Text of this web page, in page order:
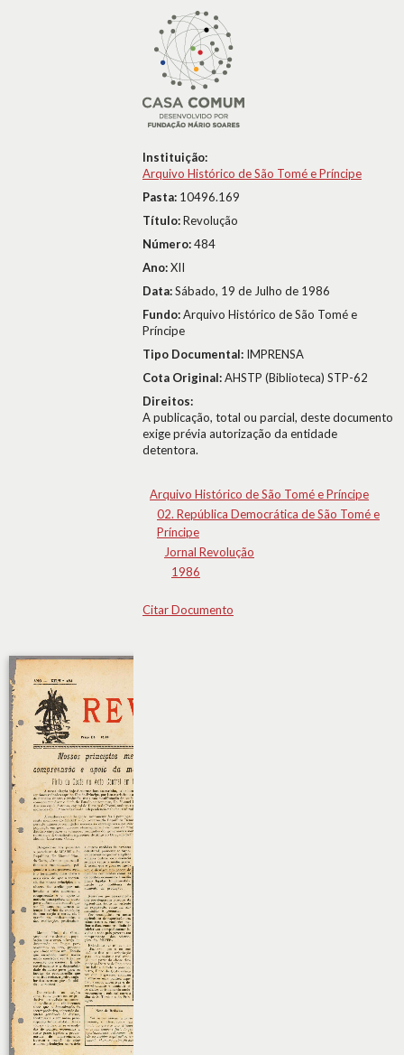
Instituição:
Arquivo Histórico de São Tomé e Príncipe
Pasta: 10496.169
Título:Revolução
Número:484
Ano:XII
Data:Sábado, 19 de Julho de 1986
Fundo:Arquivo Histórico de São Tomé e
Príncipe
Tipo Documental: IMPRENSA
Cota Original:AHSTP (Biblioteca) STP-62
Direitos:
A publicação, total ou parcial, deste documento
exige prévia autorização da entidade
detentora.
Arquivo Histórico de São Tomé e Príncipe
02. República Democrática de São Tomé e
Príncipe
Jornal Revolução
1986
Citar Documento